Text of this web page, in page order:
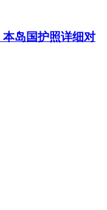
岛国护照详细对